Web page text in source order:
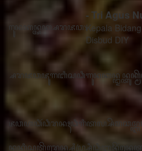
- Tri Agus Nugraha
Kepala Bidang
Disbud DIY